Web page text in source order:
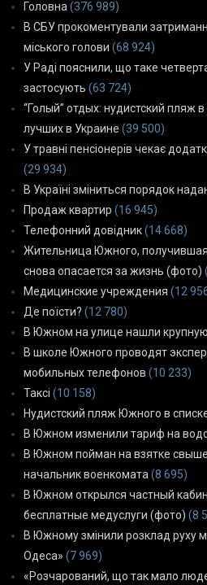
Головна (376 989)
В СБУ прокоментували
міського голови (68 924)
У Раді пояснили, що таке четверта
застосують (63 724)
“Голый” отдых: нудистский пляж
лучших в Украине (39 500)
У травні пенсіонерів чекає
(29 934)
В Україні зміниться порядок
Продаж квартир (16 945)
Телефонний довідник(14 668)
Жительница Южного,
снова опасается за жизнь (фото)
Медицинские учреждения (12
Де поїсти? (12 780)
В Южном на улице нашли
В школе Южного проводят
мобильных телефонов (10 233)
Таксі (10 158)
Нудистский пляж Южного в
В Южном изменили тариф на
В Южном пойман на взятке
начальник военкомата (8 695)
В Южном открылся частный
бесплатные медуслуги (фото) (8
В Южному змінили розклад
Одеса» (7 969)
«Розчарований, що так мало